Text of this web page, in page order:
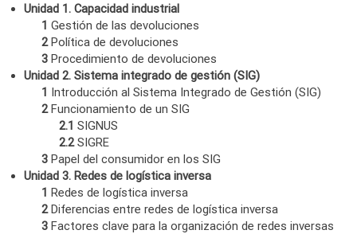
Unidad 1. Capacidad industrial
1 Gestión de las devoluciones
2Política de devoluciones
3 Procedimiento de devoluciones
Unidad 2. Sistema integrado de gestión (SIG)
1 Introducción al Sistema Integrado de Gestión (SIG)
2Funcionamiento de un SIG
2.1 SIGNUS
2.2SIGRE
3 Papel del consumidor en los SIG
Unidad 3. Redes de logística inversa
1 Redes de logística inversa
2Diferencias entre redes de logística inversa
3 Factores clave para la organización de redes inversas